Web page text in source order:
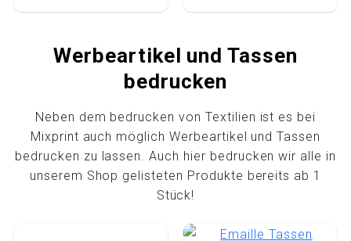
Werbeartikel und Tassen
bedrucken
Neben dem bedrucken von Textilien ist es bei
Mixprint auch möglich Werbeartikel und Tassen
bedrucken zu lassen. Auch hier bedrucken wir alle in
unserem Shop gelisteten Produkte bereits ab 1
Stück!